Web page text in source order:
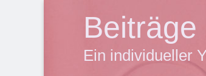
Ein individueller